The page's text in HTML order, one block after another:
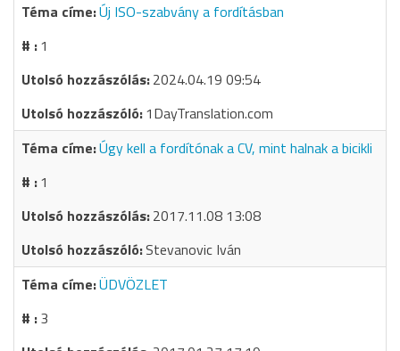
Új ISO-szabvány a fordításban
1
2024.04.19 09:54
1DayTranslation.com
Úgy kell a fordítónak a CV, mint halnak a bicikli
1
2017.11.08 13:08
Stevanovic Iván
ÜDVÖZLET
3